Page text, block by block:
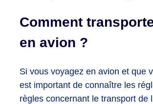
Comment
en avion ?
Si vous voyagez en avion et que
est important de connaître les
règles concernant le transport